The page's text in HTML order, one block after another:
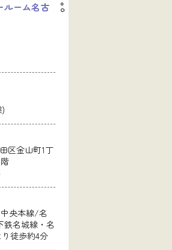
ルーム名古
区金山町1丁
央本線/名
名城線・名
徒歩約4分